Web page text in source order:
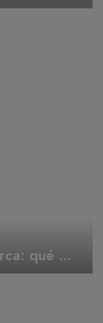
Alquiler vacacional en Mallorca: qué hacer en Semana Santa